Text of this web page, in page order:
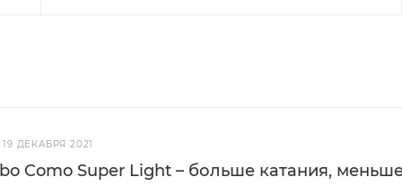
19 ДЕКАБРЯ 2021
Como Super Light – больше катания,